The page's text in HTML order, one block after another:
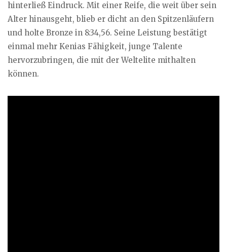
hinterließ Eindruck. Mit einer Reife, die weit über sein
Alter hinausgeht, blieb er dicht an den Spitzenläufern
und holte Bronze in 8:34,56. Seine Leistung bestätigt
einmal mehr Kenias Fähigkeit, junge Talente
hervorzubringen, die mit der Weltelite mithalten
können.